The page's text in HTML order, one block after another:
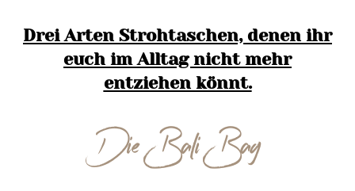
Drei Arten Strohtaschen, denen ihr
euch im Alltag nicht mehr
entziehen könnt.
Die Bali Bag